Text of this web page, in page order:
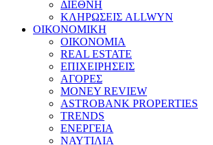
ΔΙΕΘΝΗ
ΚΛΗΡΩΣΕΙΣ ALLWYN
ΟΙΚΟΝΟΜΙΚΗ
ΟΙΚΟΝΟΜΙΑ
REAL ESTATE
ΕΠΙΧΕΙΡΗΣΕΙΣ
ΑΓΟΡΕΣ
MONEY REVIEW
ASTROBANK PROPERTIES
TRENDS
ΕΝΕΡΓΕΙΑ
ΝΑΥΤΙΛΙΑ